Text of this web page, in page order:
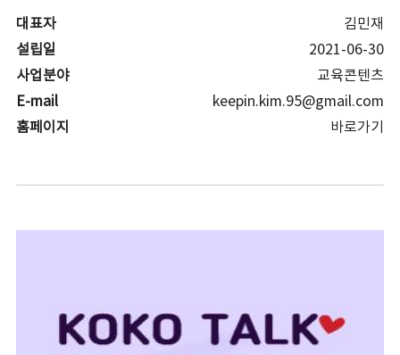
대표자
김민재
설립일
2021-06-30
사업분야
교육콘텐츠
E-mail
keepin.kim.95@gmail.com
홈페이지
바로가기